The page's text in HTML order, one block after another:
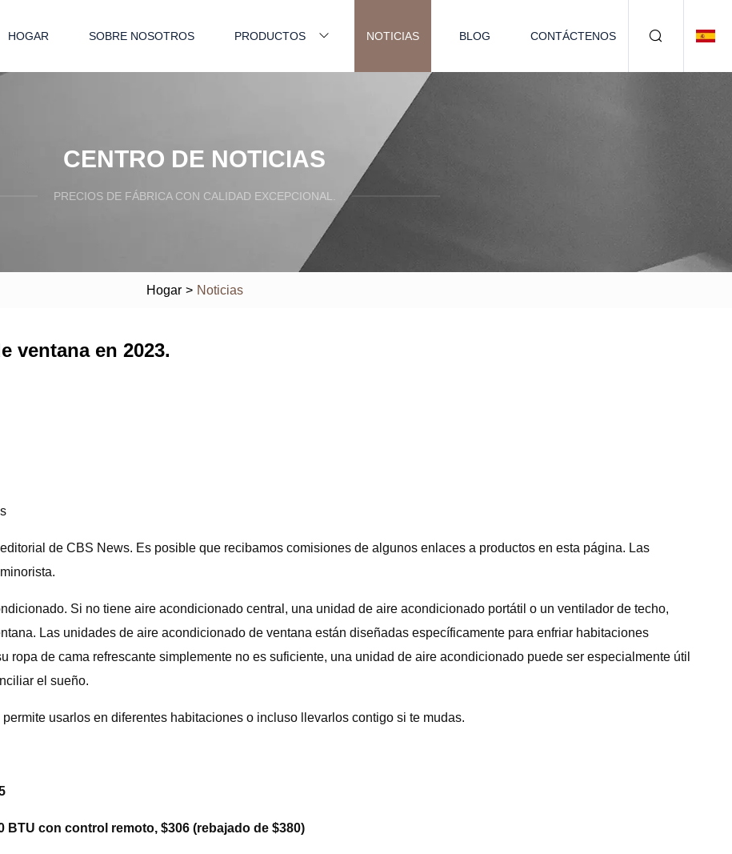
HOGAR SOBRE NOSOTROS PRODUCTOS NOTICIAS BLOG CONTÁCTENOS
CENTRO DE NOTICIAS
PRECIOS DE FÁBRICA CON CALIDAD EXCEPCIONAL.
Hogar > Noticias
ventana en 2023.
de CBS News. Es posible que recibamos comisiones de algunos enlaces a productos en esta página. Las
Si no tiene aire acondicionado central, una unidad de aire acondicionado portátil o un ventilador de techo,
Las unidades de aire acondicionado de ventana están diseñadas específicamente para enfriar habitaciones
de cama refrescante simplemente no es suficiente, una unidad de aire acondicionado puede ser especialmente útil
el sueño.
usarlos en diferentes habitaciones o incluso llevarlos contigo si te mudas.
con control remoto, $306 (rebajado de $380)